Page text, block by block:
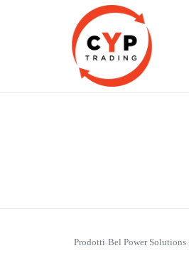
Prodotti›Bel Power Solutions›